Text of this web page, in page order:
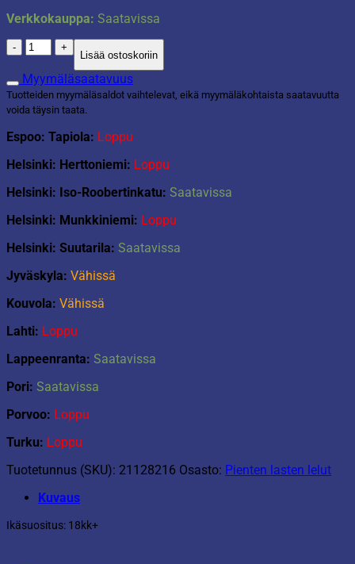
Verkkokauppa: Saatavissa
Little
Dutch
poliisiauto
hahmolla
määrä
Lisää ostoskoriin
Myymäläsaatavuus
Tuotteiden myymäläsaldot vaihtelevat, eikä myymäläkohtaista saatavuutta
voida täysin taata.
Espoo: Tapiola: Loppu
Helsinki: Herttoniemi: Loppu
Helsinki: Iso-Roobertinkatu: Saatavissa
Helsinki: Munkkiniemi: Loppu
Helsinki: Suutarila: Saatavissa
Jyväskyla: Vähissä
Kouvola: Vähissä
Lahti: Loppu
Lappeenranta: Saatavissa
Pori: Saatavissa
Porvoo: Loppu
Turku: Loppu
Tuotetunnus (SKU): 21128216 Osasto: Pienten lasten lelut
Kuvaus
Ikäsuositus: 18kk+